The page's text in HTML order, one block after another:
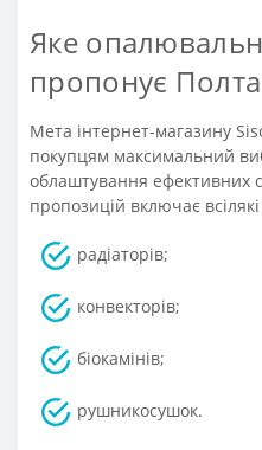
Яке
пропонує
Мета інтернет-магазину
покупцям максимальний
облаштування ефективних
пропозицій включає всілякі
радіаторів;
конвекторів;
біокамінів;
рушникосушок.